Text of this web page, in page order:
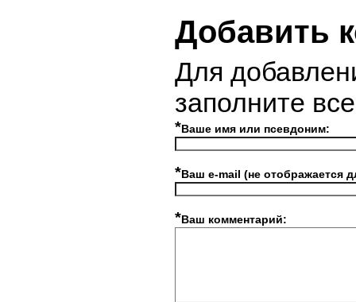
Добавить
Для
заполните
*Ваше имя или псевдоним:
*Ваш e-mail (не отображается
*Ваш комментарий: